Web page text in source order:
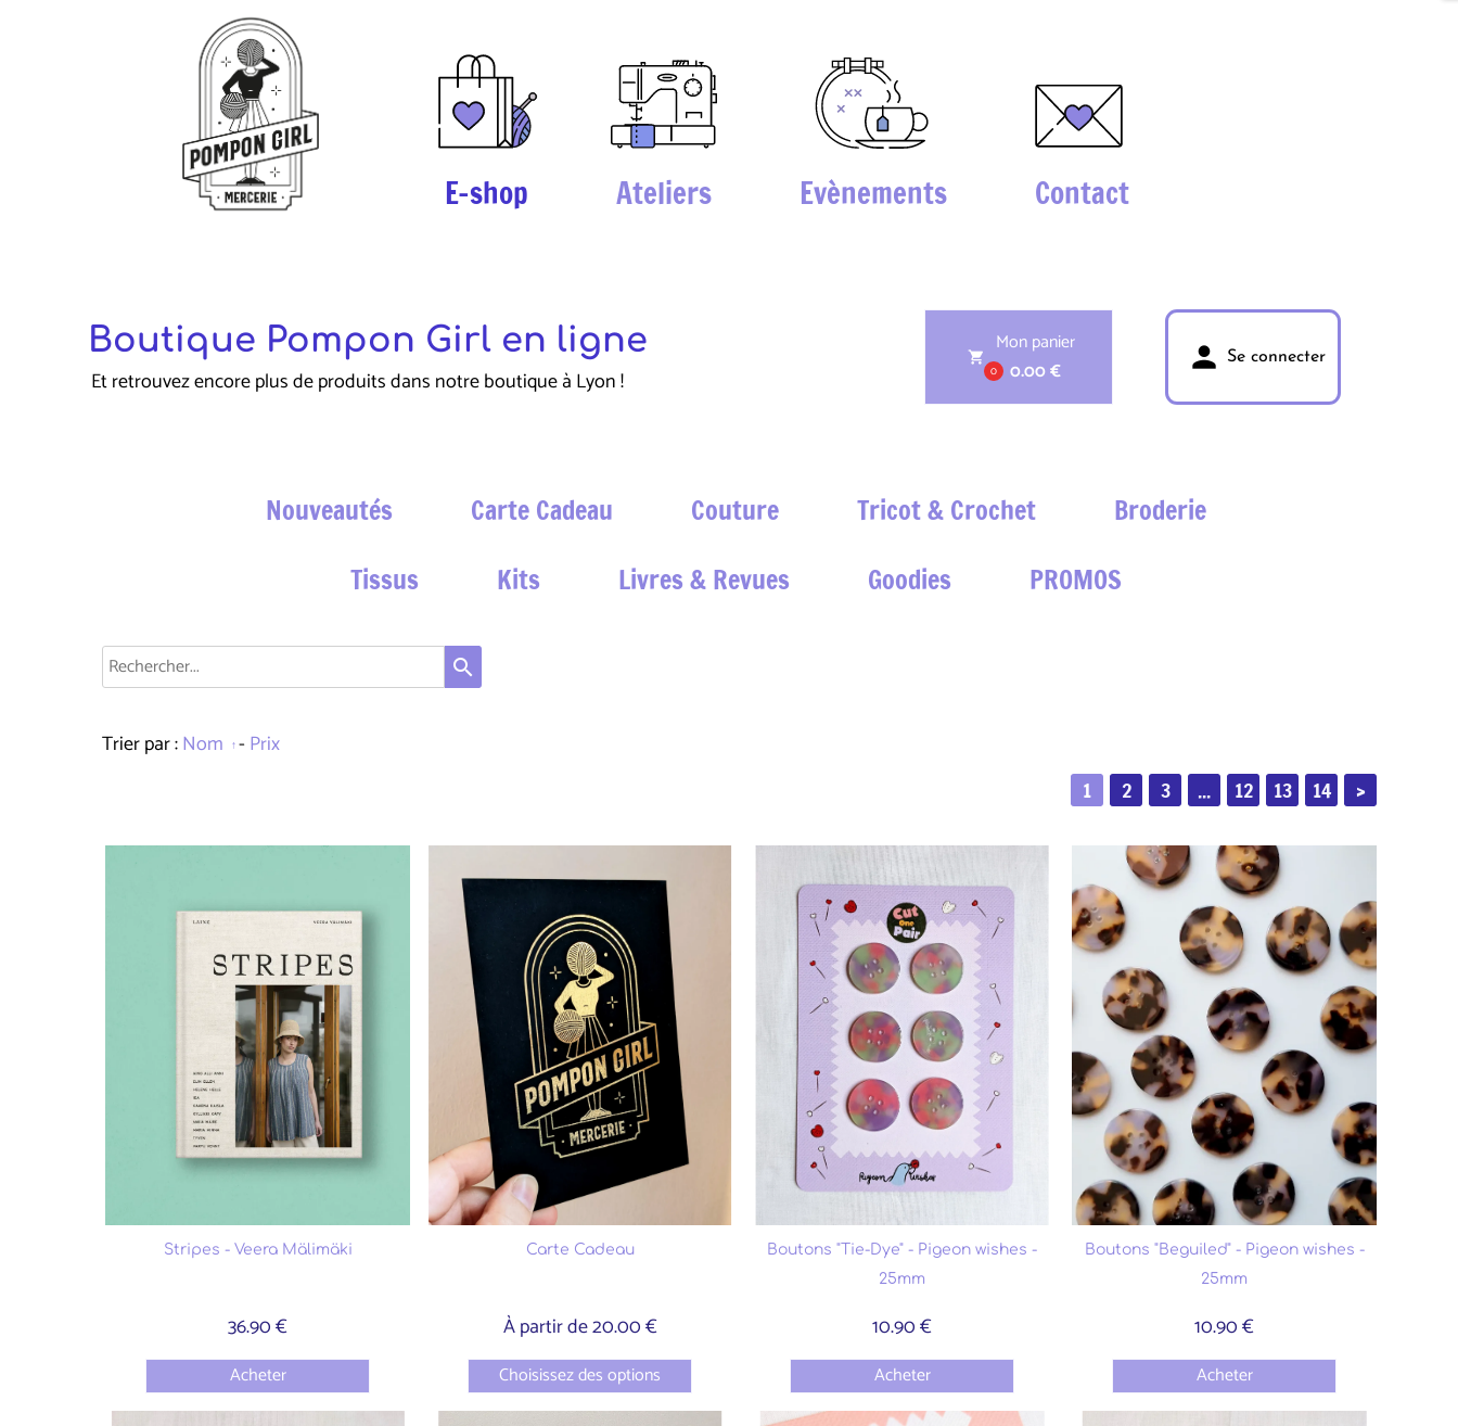
E-shop Ateliers Evènements Contact
Nouveautés Carte Cadeau Couture Tricot & Crochet
Broderie
Tissus
Kits Livres & Revues Goodies PROMOS
shopping_cart
0
Mon panier
0.00 €
person Se connecter
Boutique Pompon Girl en ligne
Et retrouvez encore plus de produits dans notre boutique à Lyon !
search
Trier par :Nom -Prix
1 2 3 ... 12 13 14 >
Stripes - Veera Mälimäki
36.90 €
Acheter
Carte Cadeau
À partir de 20.00 €
Choisissez des options
Boutons "Tie-Dye" - Pigeon wishes -
25mm
10.90 €
Acheter
Boutons "Beguiled" - Pigeon wishes -
25mm
10.90 €
Acheter